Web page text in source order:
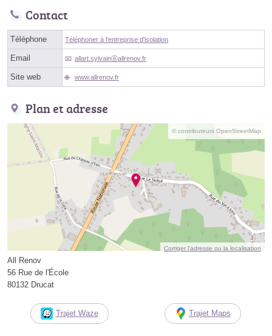
Contact
Téléphone Téléphoner à l'entreprise d'isolation
Email allart.sylvainⓐallrenov.fr
Site web www.allrenov.fr
Plan et adresse
© contributeurs OpenStreetMap
Corriger l’adresse ou la localisation
All Renov
56 Rue de l'École
80132 Drucat
Trajet Waze Trajet Maps